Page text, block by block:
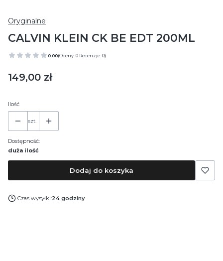
Oryginalne
CALVIN KLEIN CK BE EDT 200ML
0.00(Oceny: 0 Recenzje: 0)
Cena
149,00 zł
Ilość
szt.
Dostępność:
duża ilość
Dodaj do koszyka
Czas wysyłki:24 godziny